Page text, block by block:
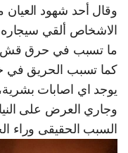
وقال أحد شهود
الاشخاص ألقي
ما تسبب في حرق قش
كما تسبب الحريق في
يوجد اي اصابات
وجاري العرض على
السبب الحقيقى وراء